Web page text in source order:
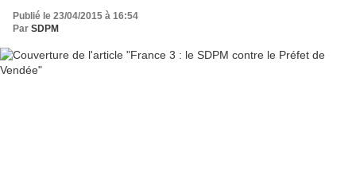
Publié le 23/04/2015 à 16:54
Par SDPM